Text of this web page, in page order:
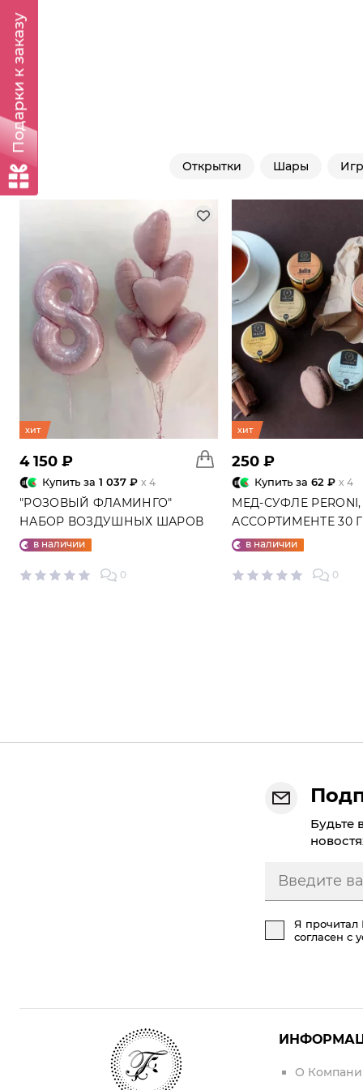
Открытки Шары
хит
4 150 ₽
Купить за 1 037 ₽ x 4
"РОЗОВЫЙ ФЛАМИНГО"
НАБОР ВОЗДУШНЫХ ШАРОВ
№25в наличии
0
хит
250 ₽
Купить за 62 ₽ x 4
МЕД-СУФЛЕ
АССОРТИМЕНТЕ 30
в наличии
0
Будьте
Я прочитал
согласен с
О
Подарки к заказу